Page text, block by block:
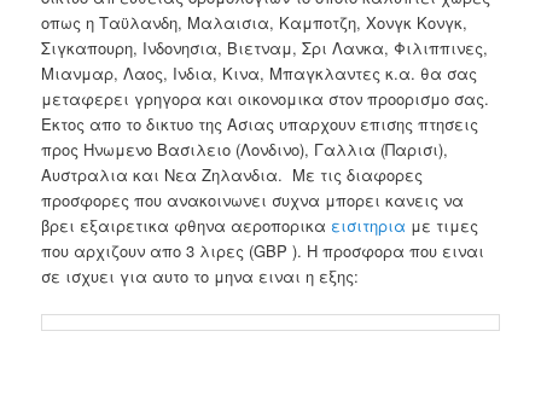
οπως η Ταϋλανδη, Μαλαισια, Καμποτζη, Χονγκ Κονγκ,
Σιγκαπουρη, Ινδονησια, Βιετναμ, Σρι Λανκα, Φιλιππινες,
Μιανμαρ, Λαος, Ινδια, Κινα, Μπαγκλαντες κ.α. θα σας
μεταφερει γρηγορα και οικονομικα στον προορισμο σας.
Εκτος απο το δικτυο της Ασιας υπαρχουν επισης πτησεις
προς Ηνωμενο Βασιλειο (Λονδινο), Γαλλια (Παρισι),
Αυστραλια και Νεα Ζηλανδια. Με τις διαφορες
προσφορες που ανακοινωνει συχνα μπορει κανεις να
βρει εξαιρετικα φθηνα αεροπορικα εισιτηρια με τιμες
που αρχιζουν απο 3 λιρες (GBP ). Η προσφορα που ειναι
σε ισχυει για αυτο το μηνα ειναι η εξης: